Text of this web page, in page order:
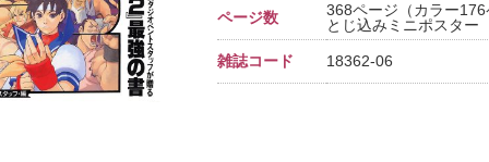
ページ数
368ページ（カラー176
とじ込みミニポスター
雑誌コード 18362-06